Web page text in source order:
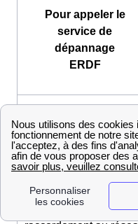
Pour appeler le
service de
dépannage
ERDF
service de
raccordement au
ERDF Particuliers
Pour contacter le
service de